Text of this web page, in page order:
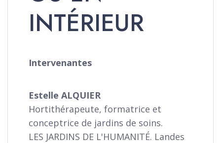
INTÉRIEUR
Intervenantes
Estelle ALQUIER
Hortithérapeute, formatrice et
conceptrice de jardins de soins.
LES JARDINS DE L'HUMANITÉ. Landes